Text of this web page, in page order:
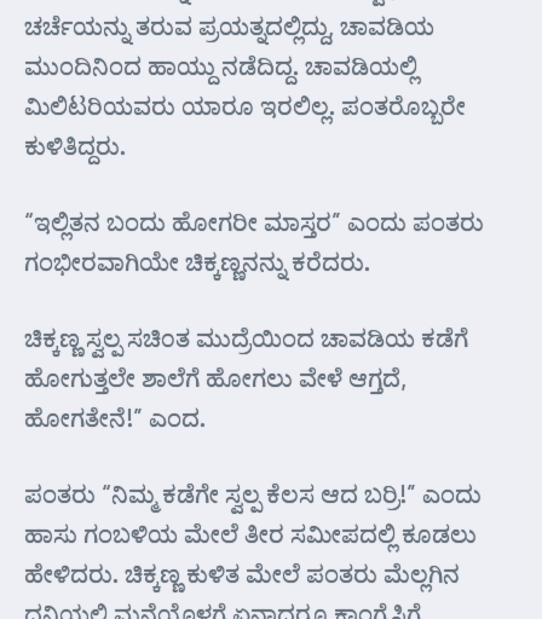
ಚರ್ಚೆಯನ್ನು ತರುವ ಪ್ರಯತ್ನದಲ್ಲಿದ್ದು, ಚಾವಡಿಯ
ಮುಂದಿನಿಂದ ಹಾಯ್ದು ನಡೆದಿದ್ದ. ಚಾವಡಿಯಲ್ಲಿ
ಮಿಲಿಟರಿಯವರು ಯಾರೂ ಇರಲಿಲ್ಲ. ಪಂತರೊಬ್ಬರೇ
ಕುಳಿತಿದ್ದರು.
“ಇಲ್ಲಿತನ ಬಂದು ಹೋಗರೀ ಮಾಸ್ತರ” ಎಂದು ಪಂತರು
ಗಂಭೀರವಾಗಿಯೇ ಚಿಕ್ಕಣ್ಣನನ್ನು ಕರೆದರು.
ಚಿಕ್ಕಣ್ಣ ಸ್ವಲ್ಪ ಸಚಿ೦ತ ಮುದ್ರೆಯಿಂದ ಚಾವಡಿಯ ಕಡೆಗೆ
ಹೋಗುತ್ತಲೇ ಶಾಲೆಗೆ ಹೋಗಲು ವೇಳೆ ಆಗ್ತದೆ,
ಹೋಗತೇನೆ!” ಎಂದ.
ಪಂತರು “ನಿಮ್ಮ ಕಡೆಗೇ ಸ್ವಲ್ಪ ಕೆಲಸ ಆದ ಬರ್ರಿ!” ಎಂದು
ಹಾಸು ಗಂಬಳಿಯ ಮೇಲೆ ತೀರ ಸಮೀಪದಲ್ಲಿ ಕೂಡಲು
ಹೇಳಿದರು. ಚಿಕ್ಕಣ್ಣ ಕುಳಿತ ಮೇಲೆ ಪಂತರು ಮೆಲ್ಲಗಿನ
ದನಿಯಲ್ಲಿ ಮನೆಯೊಳಗೆ ಏನಾದರೂ ಕಾಂಗ್ರೆಸಿಗೆ